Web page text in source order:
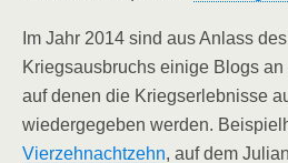
Im Jahr 2014 sind aus Anlass
Kriegsausbruchs einige Blogs
auf denen die Kriegserlebnisse
wiedergegeben werden.
Vierzehnachtzehn, auf dem